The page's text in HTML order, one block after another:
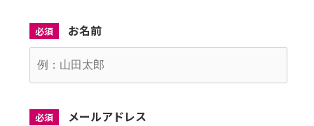
必須 お名前
必須 メールアドレス